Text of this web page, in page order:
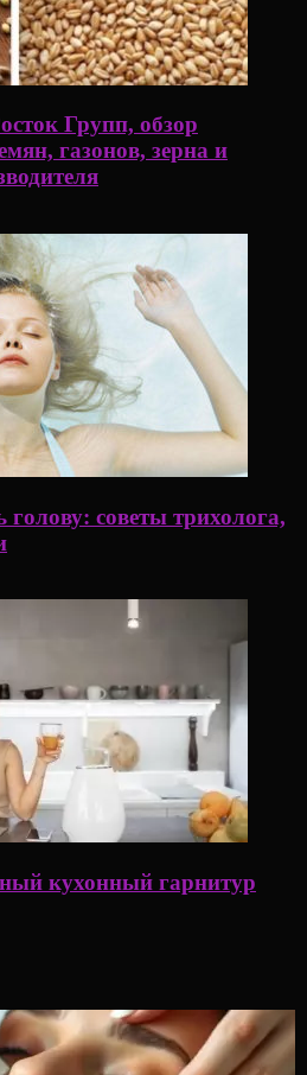
Групп, обзор
газонов, зерна и
советы трихолога,
кухонный гарнитур